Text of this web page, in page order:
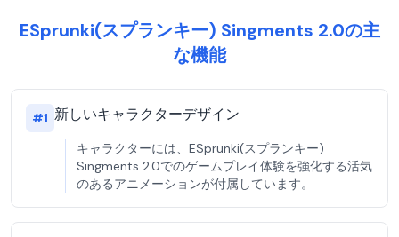
ESprunki(スプランキー) Singments 2.0の主
な機能
#1 新しいキャラクターデザイン
キャラクターには、ESprunki(スプランキー)
Singments 2.0でのゲームプレイ体験を強化する活気
のあるアニメーションが付属しています。